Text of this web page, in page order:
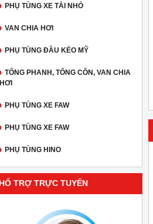
PHỤ TÙNG XE TẢI NHỎ
VAN CHIA HƠI
PHỤ TÙNG ĐẦU KÉO MỸ
TỔNG PHANH, TỔNG CÔN, VAN CHIA
HƠI
PHỤ TÙNG XE FAW
PHỤ TÙNG XE FAW
PHỤ TÙNG HINO
HỔ TRỢ TRỰC TUYẾN